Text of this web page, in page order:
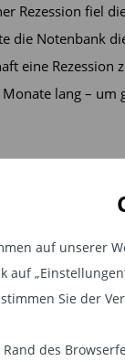
auf unserer
auf
Sie der
des
Rezession fiel
die Notenbank
eine
lang – um